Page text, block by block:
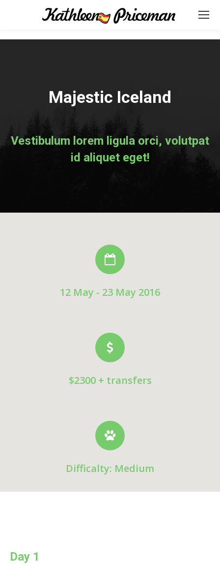
Majestic Iceland
Vestibulum lorem ligula orci, volutpat
id aliquet eget!
12 May - 23 May 2016
$2300 + transfers
Difficalty: Medium
Day 1